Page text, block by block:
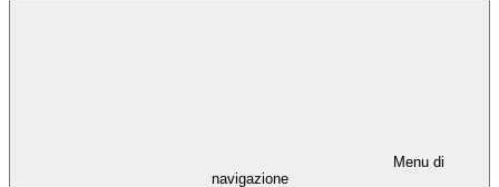
Menu di
navigazione